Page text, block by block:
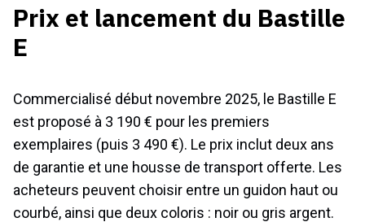
Prix et lancement du Bastille
E
Commercialisé début novembre 2025, le Bastille E
est proposé à 3 190 € pour les premiers
exemplaires (puis 3 490 €). Le prix inclut deux ans
de garantie et une housse de transport offerte. Les
acheteurs peuvent choisir entre un guidon haut ou
courbé, ainsi que deux coloris : noir ou gris argent.